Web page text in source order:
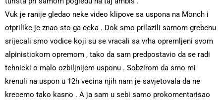
Vuk je ranije gledao neke video klipove sa uspona na Monch i
otprilike je znao sto ga ceka . Dok smo prilazili samom grebenu
srijecali smo vodice koji su se vracali sa vrha opremljeni svom
alpinistickom opremom , tako da sam predpostavio da se radi
tehnicki o malo ozbiljnijem usponu . Sobzirom da smo mi
krenuli na uspon u 12h vecina njih nam je savjetovala da ne
krecemo tako kasno . A ja sam u sebi samo prokomentarisao